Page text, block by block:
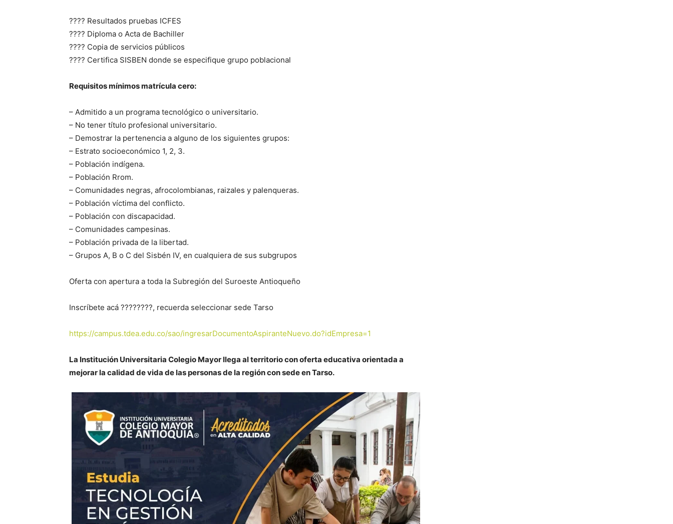
???? Resultados pruebas ICFES
???? Diploma o Acta de Bachiller
???? Copia de servicios públicos
???? Certifica SISBEN donde se especifique grupo poblacional
Requisitos mínimos matrícula cero:
– Admitido a un programa tecnológico o universitario.
– No tener título profesional universitario.
– Demostrar la pertenencia a alguno de los siguientes grupos:
– Estrato socioeconómico 1, 2, 3.
– Población indígena.
– Población Rrom.
– Comunidades negras, afrocolombianas, raizales y palenqueras.
– Población víctima del conflicto.
– Población con discapacidad.
– Comunidades campesinas.
– Población privada de la libertad.
– Grupos A, B o C del Sisbén IV, en cualquiera de sus subgrupos
Oferta con apertura a toda la Subregión del Suroeste Antioqueño
Inscríbete acá ????????, recuerda seleccionar sede Tarso
https://campus.tdea.edu.co/sao/ingresarDocumentoAspiranteNuevo.do?idEmpresa=1
La Institución Universitaria Colegio Mayor llega al territorio con oferta educativa orientada a
mejorar la calidad de vida de las personas de la región con sede en Tarso.